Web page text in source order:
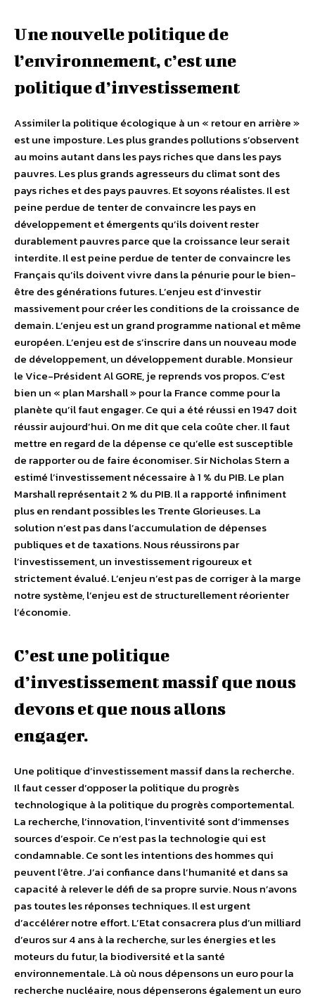
Une nouvelle politique de
l’environnement, c’est une
politique d’investissement
Assimiler la politique écologique à un « retour en arrière »
est une imposture. Les plus grandes pollutions s’observent
au moins autant dans les pays riches que dans les pays
pauvres. Les plus grands agresseurs du climat sont des
pays riches et des pays pauvres. Et soyons réalistes. Il est
peine perdue de tenter de convaincre les pays en
développement et émergents qu’ils doivent rester
durablement pauvres parce que la croissance leur serait
interdite. Il est peine perdue de tenter de convaincre les
Français qu’ils doivent vivre dans la pénurie pour le bien-
être des générations futures. L’enjeu est d’investir
massivement pour créer les conditions de la croissance de
demain. L’enjeu est un grand programme national et même
européen. L’enjeu est de s’inscrire dans un nouveau mode
de développement, un développement durable. Monsieur
le Vice-Président Al GORE, je reprends vos propos. C’est
bien un « plan Marshall » pour la France comme pour la
planète qu’il faut engager. Ce qui a été réussi en 1947 doit
réussir aujourd’hui. On me dit que cela coûte cher. Il faut
mettre en regard de la dépense ce qu’elle est susceptible
de rapporter ou de faire économiser. Sir Nicholas Stern a
estimé l’investissement nécessaire à 1 % du PIB. Le plan
Marshall représentait 2 % du PIB. Il a rapporté infiniment
plus en rendant possibles les Trente Glorieuses. La
solution n’est pas dans l’accumulation de dépenses
publiques et de taxations. Nous réussirons par
l’investissement, un investissement rigoureux et
strictement évalué. L’enjeu n’est pas de corriger à la marge
notre système, l’enjeu est de structurellement réorienter
l’économie.
C’est une politique
d’investissement massif que nous
devons et que nous allons
engager.
Une politique d’investissement massif dans la recherche.
Il faut cesser d’opposer la politique du progrès
technologique à la politique du progrès comportemental.
La recherche, l’innovation, l’inventivité sont d’immenses
sources d’espoir. Ce n’est pas la technologie qui est
condamnable. Ce sont les intentions des hommes qui
peuvent l’être. J’ai confiance dans l’humanité et dans sa
capacité à relever le défi de sa propre survie. Nous n’avons
pas toutes les réponses techniques. Il est urgent
d’accélérer notre effort. L’Etat consacrera plus d’un milliard
d’euros sur 4 ans à la recherche, sur les énergies et les
moteurs du futur, la biodiversité et la santé
environnementale. Là où nous dépensons un euro pour la
recherche nucléaire, nous dépenserons également un euro